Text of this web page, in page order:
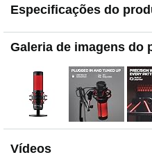
Especificações do
Galeria de imagens do
Vídeos